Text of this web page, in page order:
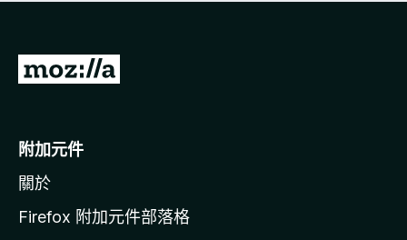
有
前
o
i
l
附加元件
關於
Firefox 附加元件部落格